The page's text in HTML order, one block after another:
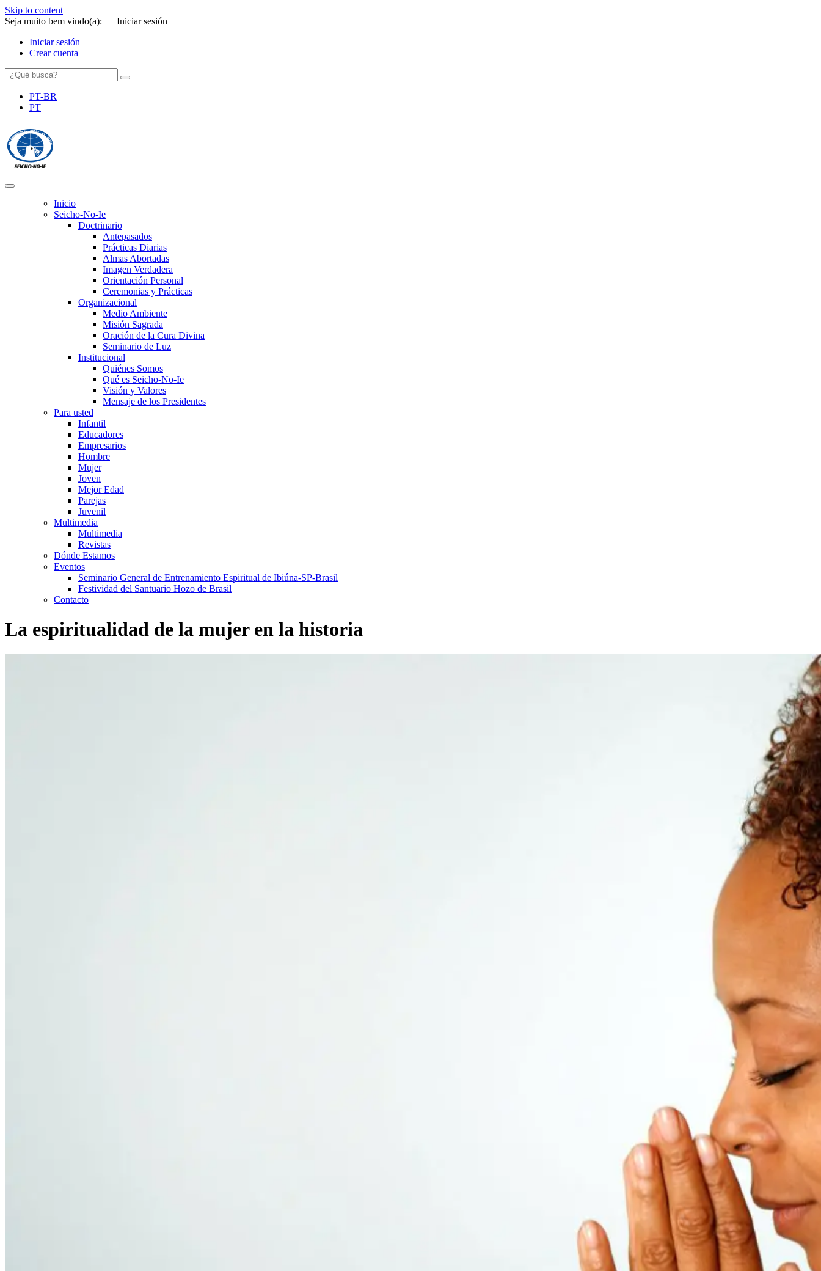
Skip to content
Seja muito bem vindo(a):
Iniciar sesión
Iniciar sesión
Crear cuenta
PT-BR
PT
Inicio
Seicho-No-Ie
Doctrinario
Antepasados
Prácticas Diarias
Almas Abortadas
Imagen Verdadera
Orientación Personal
Ceremonias y Prácticas
Organizacional
Medio Ambiente
Misión Sagrada
Oración de la Cura Divina
Seminario de Luz
Institucional
Quiénes Somos
Qué es Seicho-No-Ie
Visión y Valores
Mensaje de los Presidentes
Para usted
Infantil
Educadores
Empresarios
Hombre
Mujer
Joven
Mejor Edad
Parejas
Juvenil
Multimedia
Multimedia
Revistas
Dónde Estamos
Eventos
Seminario General de Entrenamiento Espiritual de Ibiúna-SP-Brasil
Festividad del Santuario Hōzō de Brasil
Contacto
La espiritualidad de la mujer en la historia